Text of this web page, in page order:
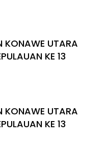
KONAWE UTARA
KE 13
KONAWE UTARA
KE 13